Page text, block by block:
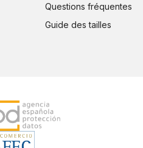
Questions fréquentes
Guide des tailles